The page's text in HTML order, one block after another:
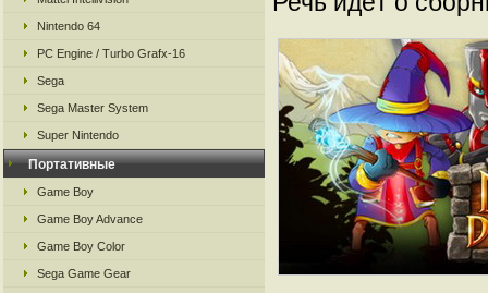
Nintendo 64
PC Engine / Turbo Grafx-16
Sega
Sega Master System
Super Nintendo
Портативные
Game Boy
Game Boy Advance
Game Boy Color
Sega Game Gear